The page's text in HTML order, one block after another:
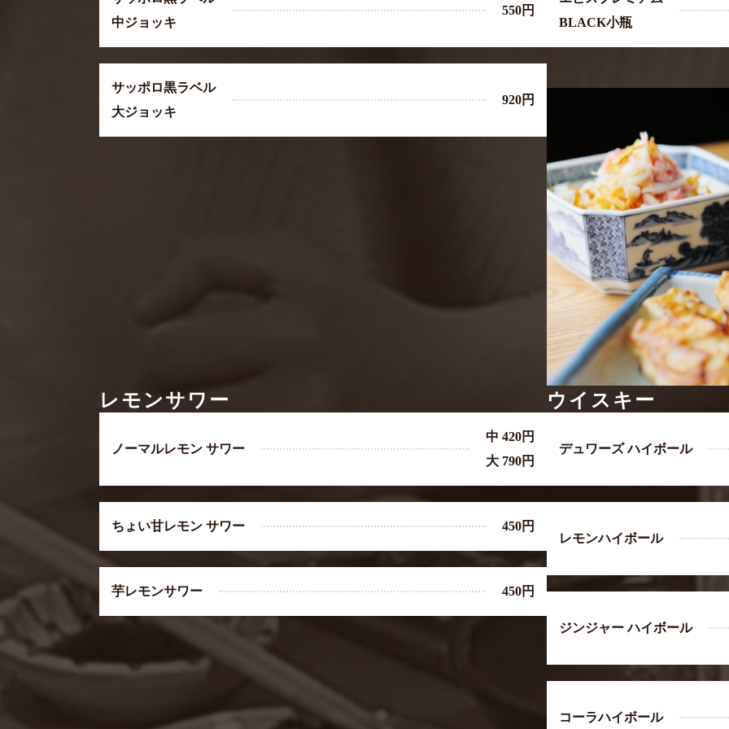
中ジョッキ
550円
サッポロ黒ラベル
大ジョッキ
920円
BLACK小瓶
レモンサワー
ノーマルレモン サワー
中 420円
大 790円
ちょい甘レモン サワー 450円
芋レモンサワー 450円
ウイスキー
デュワーズ ハイボール
レモンハイボール
ジンジャー ハイボール
コーラハイボール